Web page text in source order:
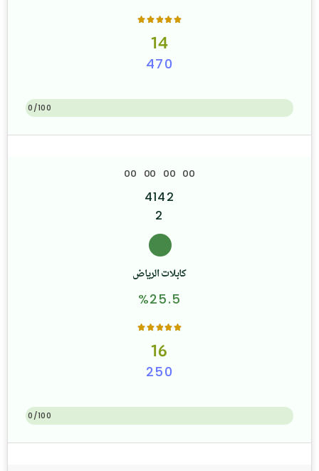
14
470
0/100
كابلات الرياض
%25.5
16
250
0/100
00 00 00 00
4142
2